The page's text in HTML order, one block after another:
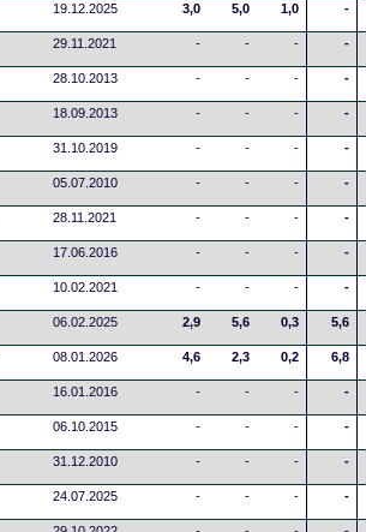
19.12.2025 3,0 5,0 1,0 -
29.11.2021 - - - -
28.10.2013 - - - -
18.09.2013 - - - -
31.10.2019 - - - -
05.07.2010 - - - -
28.11.2021 - - - -
17.06.2016 - - - -
10.02.2021 - - - -
06.02.2025 2,9 5,6 0,3 5,6
08.01.2026 4,6 2,3 0,2 6,8
16.01.2016 - - - -
06.10.2015 - - - -
31.12.2010 - - - -
24.07.2025 - - - -